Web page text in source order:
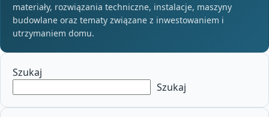
materiały, rozwiązania techniczne, instalacje, maszyny
budowlane oraz tematy związane z inwestowaniem i
utrzymaniem domu.
Szukaj
Szukaj